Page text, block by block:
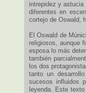
intrepidez y
diferentes en
cortejo de Oswald,
El Oswald de
religiosos, aunque
esposa lo más
también
los dos
tanto un
sucesos influidos
leyenda. Este